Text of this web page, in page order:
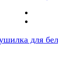
для